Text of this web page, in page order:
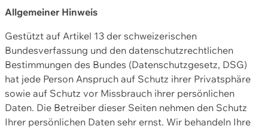
Allgemeiner Hinweis
Gestützt auf Artikel 13 der schweizerischen
Bundesverfassung und den datenschutzrechtlichen
Bestimmungen des Bundes (Datenschutzgesetz, DSG)
hat jede Person Anspruch auf Schutz ihrer Privatsphäre
sowie auf Schutz vor Missbrauch ihrer persönlichen
Daten. Die Betreiber dieser Seiten nehmen den Schutz
Ihrer persönlichen Daten sehr ernst. Wir behandeln Ihre